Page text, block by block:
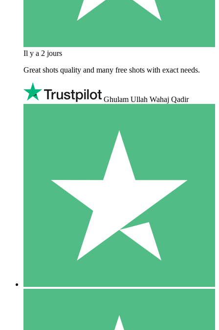
Il y a 2 jours
Great shots quality and many free shots with exact needs.
Ghulam Ullah Wahaj Qadir